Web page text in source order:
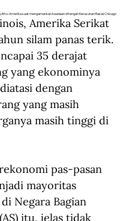
Amerika saat mengamankan keadaan di tengah Kerusuhan Rasial Chicago
Amerika Serikat
silam panas terik.
35 derajat
yang ekonominya
dengan
yang masih
masih tinggi di
pas-pasan
mayoritas
Negara Bagian
itu, jelas tidak